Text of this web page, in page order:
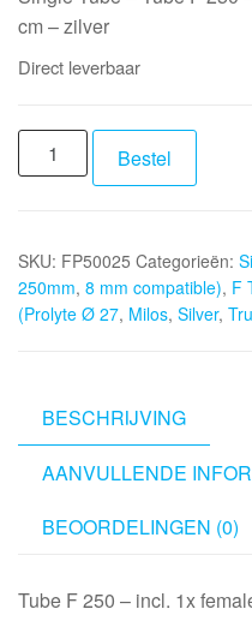
cm – zilver
Direct leverbaar
MILOS
F
Single
Tube
50
(Prolyte
Ø
27,8
compatible),
250mm
Bestel
SKU: FP50025 Categorieën:
250mm, 8 mm compatible), F
(Prolyte Ø 27, Milos, Silver,
BESCHRIJVING
AANVULLENDE
BEOORDELINGEN (0)
Tube F 250 – incl. 1x